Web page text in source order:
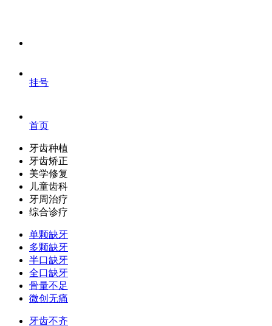
挂号
首页
牙齿种植
牙齿矫正
美学修复
儿童齿科
牙周治疗
综合诊疗
单颗缺牙
多颗缺牙
半口缺牙
全口缺牙
骨量不足
微创无痛
牙齿不齐